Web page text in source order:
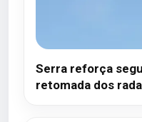
Serra reforça
retomada dos